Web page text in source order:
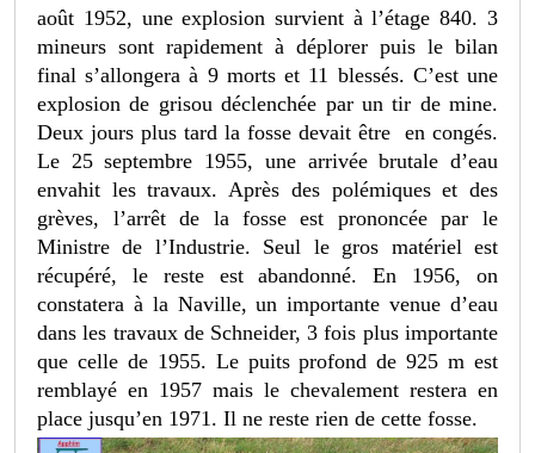
août 1952, une explosion survient à l’étage 840. 3
mineurs sont rapidement à déplorer puis le bilan
final s’allongera à 9 morts et 11 blessés. C’est une
explosion de grisou déclenchée par un tir de mine.
Deux jours plus tard la fosse devait être en congés.
Le 25 septembre 1955, une arrivée brutale d’eau
envahit les travaux. Après des polémiques et des
grèves, l’arrêt de la fosse est prononcée par le
Ministre de l’Industrie. Seul le gros matériel est
récupéré, le reste est abandonné. En 1956, on
constatera à la Naville, un importante venue d’eau
dans les travaux de Schneider, 3 fois plus importante
que celle de 1955. Le puits profond de 925 m est
remblayé en 1957 mais le chevalement restera en
place jusqu’en 1971. Il ne reste rien de cette fosse.